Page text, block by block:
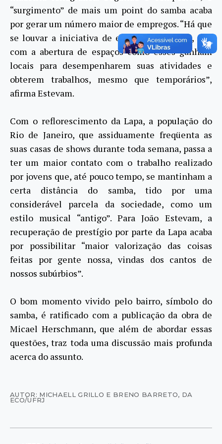
“surgimento” de mais um point do samba acaba
por gerar um número maior de empregos. “Há que
se louvar a iniciativa de empregar músicos, que
com a abertura de espaços como esses ganham
locais para desempenharem suas atividades e
obterem trabalhos, mesmo que temporários”,
afirma Estevam.
Com o reflorescimento da Lapa, a população do
Rio de Janeiro, que assiduamente freqüenta as
suas casas de shows durante toda semana, passa a
ter um maior contato com o trabalho realizado
por jovens que, até pouco tempo, se mantinham a
certa distância do samba, tido por uma
considerável parcela da sociedade, como um
estilo musical “antigo”. Para João Estevam, a
recuperação de prestígio por parte da Lapa acaba
por possibilitar “maior valorização das coisas
feitas por gente nossa, vindas dos cantos de
nossos subúrbios”.
O bom momento vivido pelo bairro, símbolo do
samba, é ratificado com a publicação da obra de
Micael Herschmann, que além de abordar essas
questões, traz toda uma discussão mais profunda
acerca do assunto.
AUTOR: MICHAELL GRILLO E BRENO BARRETO, DA
ECO/UFRJ